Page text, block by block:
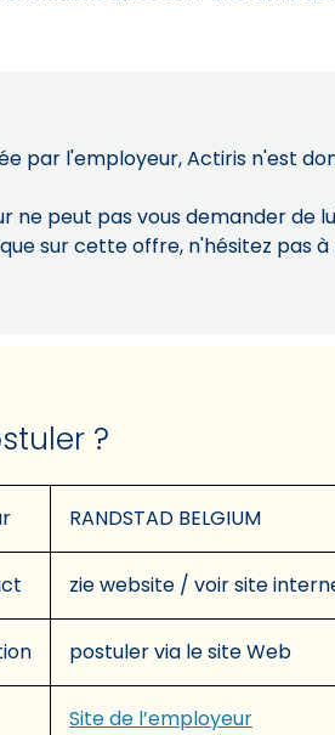
par l'employeur, Actiris n'est
ne peut pas vous demander de
sur cette offre, n'hésitez pas
?
RANDSTAD BELGIUM
zie website / voir site
postuler via le site Web
Site de l’employeur